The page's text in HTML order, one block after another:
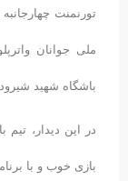
تورنمنت
ملی جوانان
باشگاه شهید
در این دیدار،
بازی خوب و با